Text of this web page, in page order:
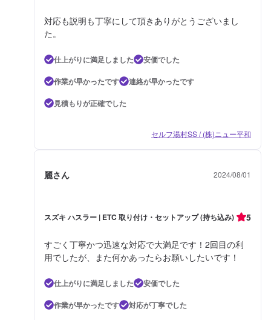
対応も説明も丁寧にして頂きありがとうございまし
た。
仕上がりに満足しました
安価でした
作業が早かったです
連絡が早かったです
見積もりが正確でした
セルフ湯村SS / (株)ニュー平和
麗さん 2024/08/01
スズキ ハスラー | ETC 取り付け・セットアップ (持ち込み) 5
すごく丁寧かつ迅速な対応で大満足です！2回目の利
用でしたが、また何かあったらお願いしたいです！
仕上がりに満足しました
安価でした
作業が早かったです
対応が丁寧でした